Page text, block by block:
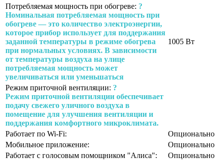
Потребляемая мощность при обогреве: ?
Номинальная потребляемая мощность при
обогреве — это количество электроэнергии,
которое прибор использует для поддержания
заданной температуры в режиме обогрева
при нормальных условиях. В зависимости
от температуры воздуха на улице
потребляемая мощность может
увеличиваться или уменьшаться
1005 Вт
Режим приточной вентиляции: ?
Режим приточной вентиляции обеспечивает
подачу свежего уличного воздуха в
помещение для улучшения вентиляции и
поддержания комфортного микроклимата.
Работает по Wi-Fi:
Опционально
Мобильное приложение:
Опционально
Работает с голосовым помощником "Алиса":
Опционально